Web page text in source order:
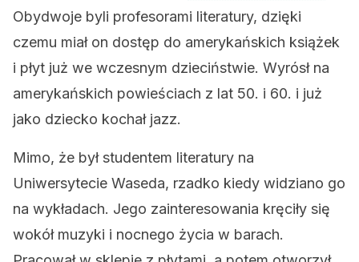
Obydwoje byli profesorami literatury, dzięki
czemu miał on dostęp do amerykańskich książek
i płyt już we wczesnym dzieciństwie. Wyrósł na
amerykańskich powieściach z lat 50. i 60. i już
jako dziecko kochał jazz.
Mimo, że był studentem literatury na
Uniwersytecie Waseda, rzadko kiedy widziano go
na wykładach. Jego zainteresowania kręciły się
wokół muzyki i nocnego życia w barach.